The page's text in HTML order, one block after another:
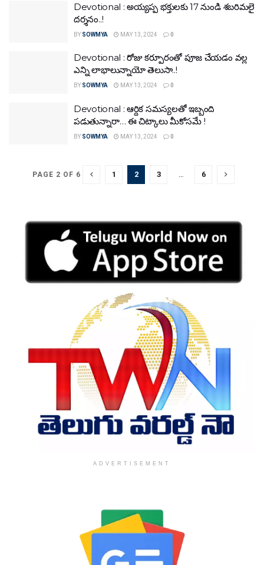
Devotional : అయ్యప్ప భక్తులకు 17 నుండి శబరిమలై
దర్శనం..!
BY SOWMYA MAY 13, 2024 0
Devotional : రోజు కర్పూరంతో పూజ చేయడం వల్ల
ఎన్ని లాభాలున్నాయో తెలుసా..!
BY SOWMYA MAY 13, 2024 0
Devotional : ఆర్దిక సమస్యలతో ఇబ్బంది
పడుతున్నారా… ఈ చిట్కాలు మీకోసమే !
BY SOWMYA MAY 13, 2024 0
PAGE 2 OF 6 1 2 3 … 6
ADVERTISEMENT